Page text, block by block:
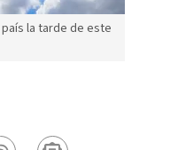
la tarde de este